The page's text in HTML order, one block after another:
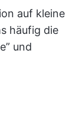
auf kleine
häufig die
und